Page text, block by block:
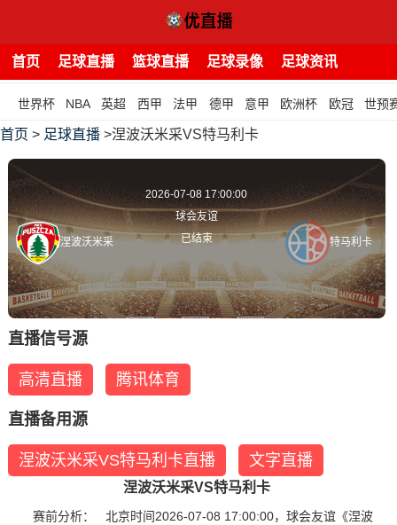
首页 足球直播 篮球直播 足球录像 足球资讯
世界杯 NBA 英超 西甲 法甲 德甲 意甲 欧洲杯 欧冠 世预
首页 > 足球直播 >涅波沃米采VS特马利卡
涅波沃米采
2026-07-08 17:00:00
球会友谊
已结束
特马利卡
直播信号源
高清直播 腾讯体育
直播备用源
涅波沃米采VS特马利卡直播 文字直播
涅波沃米采VS特马利卡
赛前分析： 北京时间2026-07-08 17:00:00，球会友谊《涅波